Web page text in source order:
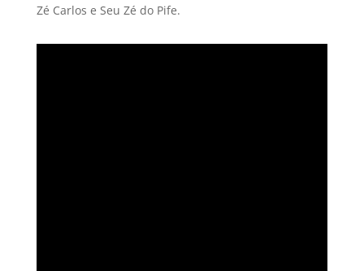
Zé Carlos e Seu Zé do Pife.